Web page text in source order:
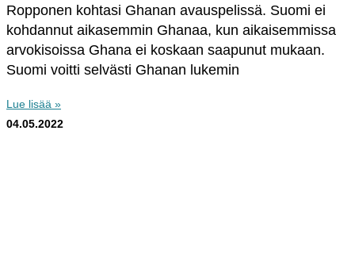
Ropponen kohtasi Ghanan avauspelissä. Suomi ei
kohdannut aikasemmin Ghanaa, kun aikaisemmissa
arvokisoissa Ghana ei koskaan saapunut mukaan.
Suomi voitti selvästi Ghanan lukemin
Lue lisää »
04.05.2022